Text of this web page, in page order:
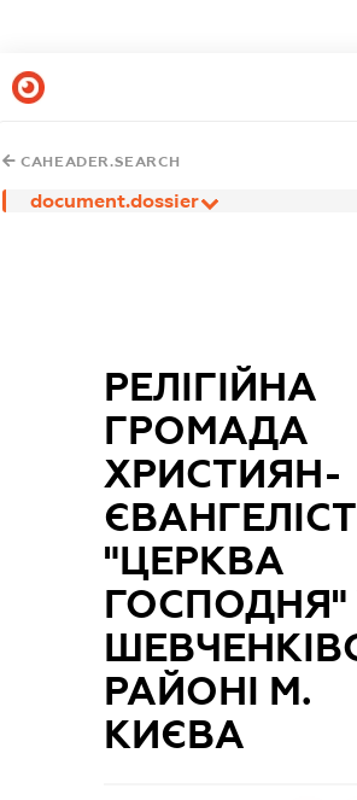
CAHEADER.SEARCH
document.dossier
РЕЛІГІЙНА
ГРОМАДА
ХРИСТИЯН-
"ЦЕРКВА
ГОСПОДНЯ"
РАЙОНІ М.
КИЄВА